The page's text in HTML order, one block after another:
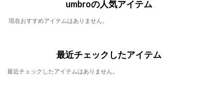
umbroの人気アイテム
現在おすすめアイテムはありません。
最近チェックしたアイテム
最近チェックしたアイテムはありません。